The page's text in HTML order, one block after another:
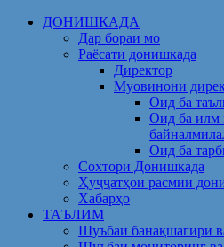
Skip
ДОНИШКАДА
Дар бораи мо
Раёсати донишкада
Директор
Муовинони
Оид ба
Оид ба илм
Оид ба
Сохтори Донишкада
Ҳуҷҷатҳои расмии
Хабарҳо
ТАЪЛИМ
Шуъбаи банақшагирӣ